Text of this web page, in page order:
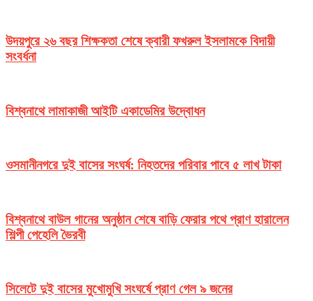
উদয়পুরে ২৬ বছর শিক্ষকতা শেষে ক্বারী ফখরুল ইসলামকে বিদায়ী
সংবর্ধনা
বিশ্বনাথে লামাকাজী আইটি একাডেমির উদ্বোধন
ওসমানীনগরে দুই বাসের সংঘর্ষ: নিহতদের পরিবার পাবে ৫ লাখ টাকা
বিশ্বনাথে বাউল গানের অনুষ্ঠান শেষে বাড়ি ফেরার পথে প্রাণ হারালেন
শিল্পী পেহেলি ভৈরবী
সিলেটে দুই বাসের মুখোমুখি সংঘর্ষে প্রাণ গেল ৯ জনের